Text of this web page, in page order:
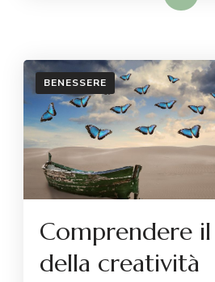
BENESSERE
Comprendere
della creatività